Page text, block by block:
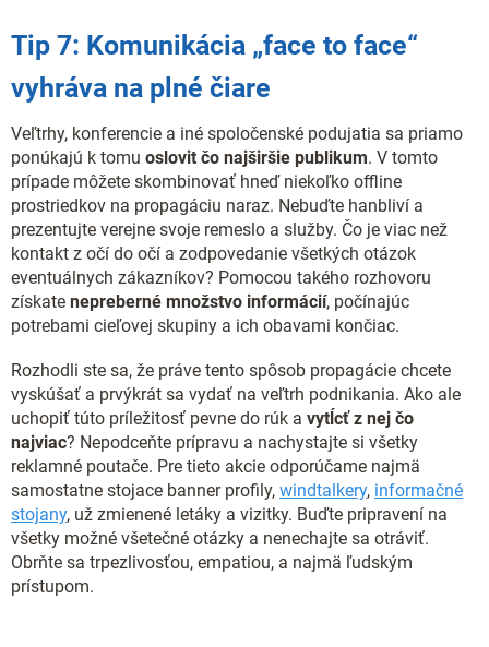
Tip 7: Komunikácia „face to face“
vyhráva na plné čiare
Veľtrhy, konferencie a iné spoločenské podujatia sa priamo
ponúkajú k tomu oslovit čo najširšie publikum. V tomto
prípade môžete skombinovať hneď niekoľko offline
prostriedkov na propagáciu naraz. Nebuďte hanbliví a
prezentujte verejne svoje remeslo a služby. Čo je viac než
kontakt z očí do očí a zodpovedanie všetkých otázok
eventuálnych zákazníkov? Pomocou takého rozhovoru
získate nepreberné množstvo informácií, počínajúc
potrebami cieľovej skupiny a ich obavami končiac.
Rozhodli ste sa, že práve tento spôsob propagácie chcete
vyskúšať a prvýkrát sa vydať na veľtrh podnikania. Ako ale
uchopiť túto príležitosť pevne do rúk a vytĺcť z nej čo
najviac? Nepodceňte prípravu a nachystajte si všetky
reklamné poutače. Pre tieto akcie odporúčame najmä
samostatne stojace banner profily, windtalkery, informačné
stojany, už zmienené letáky a vizitky. Buďte pripravení na
všetky možné všetečné otázky a nenechajte sa otráviť.
Obrňte sa trpezlivosťou, empatiou, a najmä ľudským
prístupom.